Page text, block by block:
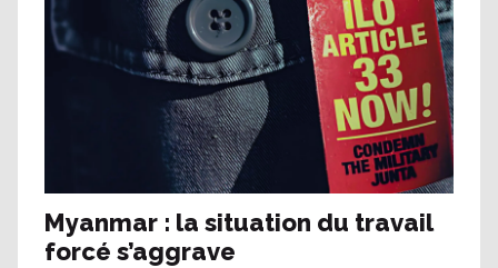
Myanmar : la situation du travail
forcé s’aggrave